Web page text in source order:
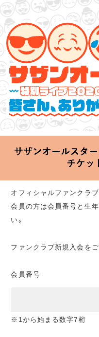
サザンオールスターズ 特別
「Keep Smilin’～皆さん、あ
2020.06.25 Thu 20:00 Start
オフィシャルファンクラ
会員の方は会員番号と生
い。
ファンクラブ新規入会を
会員番号
※1から始まる数字7桁